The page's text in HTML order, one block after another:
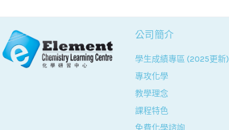
公司簡介
學生成績專區 (2025更新)
專攻化學
教學理念
課程特色